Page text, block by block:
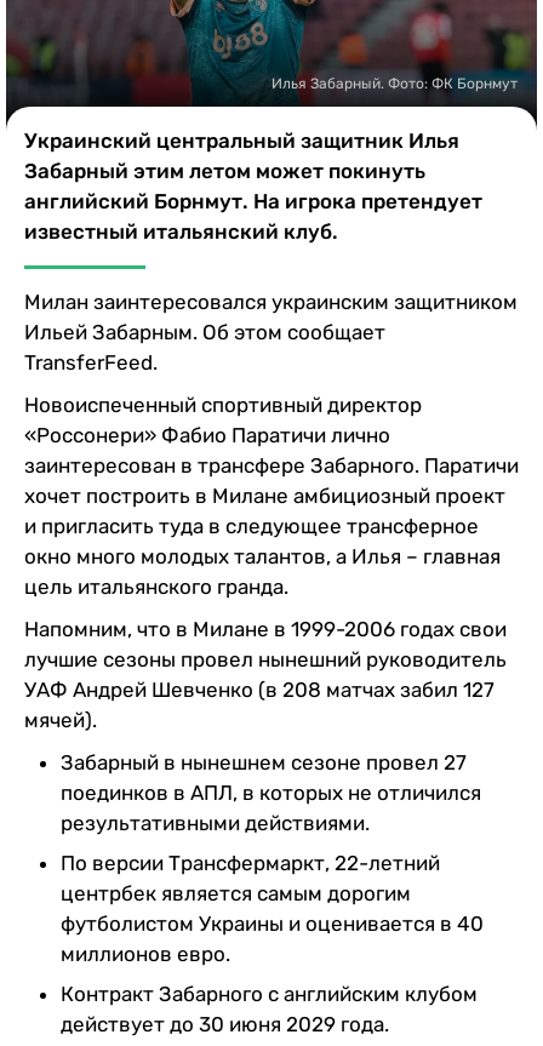
Илья Забарный. Фото: ФК Борнмут
Украинский центральный защитник Илья
Забарный этим летом может покинуть
английский Борнмут. На игрока претендует
известный итальянский клуб.
Милан заинтересовался украинским защитником
Ильей Забарным. Об этом сообщает
TransferFeed.
Новоиспеченный спортивный директор
«Россонери» Фабио Паратичи лично
заинтересован в трансфере Забарного. Паратичи
хочет построить в Милане амбициозный проект
и пригласить туда в следующее трансферное
окно много молодых талантов, а Илья – главная
цель итальянского гранда.
Напомним, что в Милане в 1999-2006 годах свои
лучшие сезоны провел нынешний руководитель
УАФ Андрей Шевченко (в 208 матчах забил 127
мячей).
Забарный в нынешнем сезоне провел 27
поединков в АПЛ, в которых не отличился
результативными действиями.
По версии Трансфермаркт, 22-летний
центрбек является самым дорогим
футболистом Украины и оценивается в 40
миллионов евро.
Контракт Забарного с английским клубом
действует до 30 июня 2029 года.